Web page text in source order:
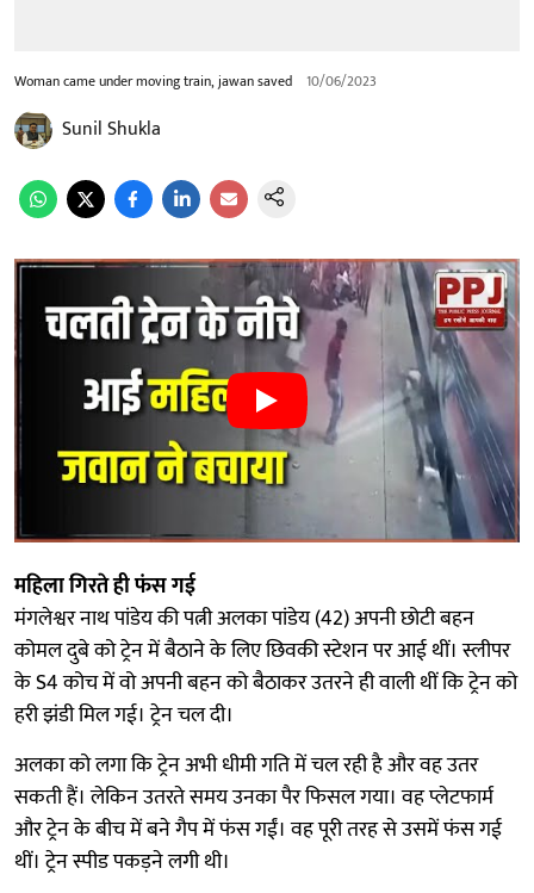
Woman came under moving train, jawan saved 10/06/2023
Sunil Shukla
महिला गिरते ही फंस गई
मंगलेश्वर नाथ पांडेय की पत्नी अलका पांडेय (42) अपनी छोटी बहन
कोमल दुबे को ट्रेन में बैठाने के लिए छिवकी स्टेशन पर आई थीं। स्लीपर
के S4 कोच में वो अपनी बहन को बैठाकर उतरने ही वाली थीं कि ट्रेन को
हरी झंडी मिल गई। ट्रेन चल दी।
अलका को लगा कि ट्रेन अभी धीमी गति में चल रही है और वह उतर
सकती हैं। लेकिन उतरते समय उनका पैर फिसल गया। वह प्लेटफार्म
और ट्रेन के बीच में बने गैप में फंस गईं। वह पूरी तरह से उसमें फंस गई
थीं। ट्रेन स्पीड पकड़ने लगी थी।